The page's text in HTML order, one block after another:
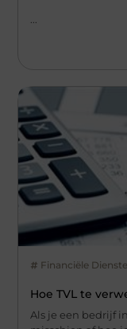
Financiële
Hoe TVL te
Als je een bedrijf